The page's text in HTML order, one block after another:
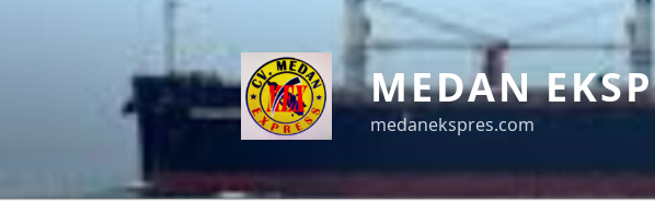
MEDAN
medanekspres.com